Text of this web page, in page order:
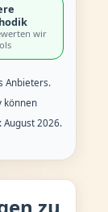
wir
Anbieters.
können
2026.